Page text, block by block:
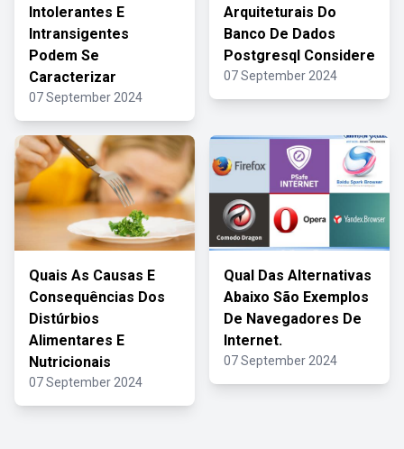
Intolerantes E
Intransigentes
Podem Se
Caracterizar
07 September 2024
Arquiteturais Do
Banco De Dados
Postgresql Considere
07 September 2024
Quais As Causas E
Consequências Dos
Distúrbios
Alimentares E
Nutricionais
07 September 2024
Qual Das Alternativas
Abaixo São Exemplos
De Navegadores De
Internet.
07 September 2024